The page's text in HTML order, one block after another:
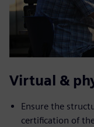
Virtual &
Ensure the
certification of